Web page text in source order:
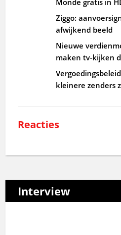
Ziggo:
afwijkend beeld
Nieuwe
maken tv-kijken
kleinere zenders
Reacties
Interview